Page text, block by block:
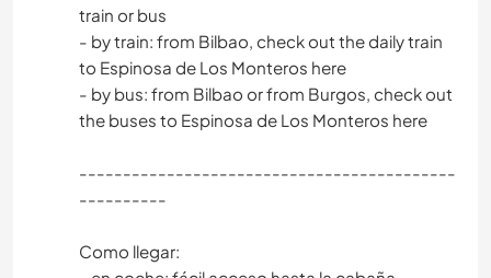
train or bus
- by train: from Bilbao, check out the daily train
to Espinosa de Los Monteros here
- by bus: from Bilbao or from Burgos, check out
the buses to Espinosa de Los Monteros here
-------------------------------------------
----------
Como llegar: